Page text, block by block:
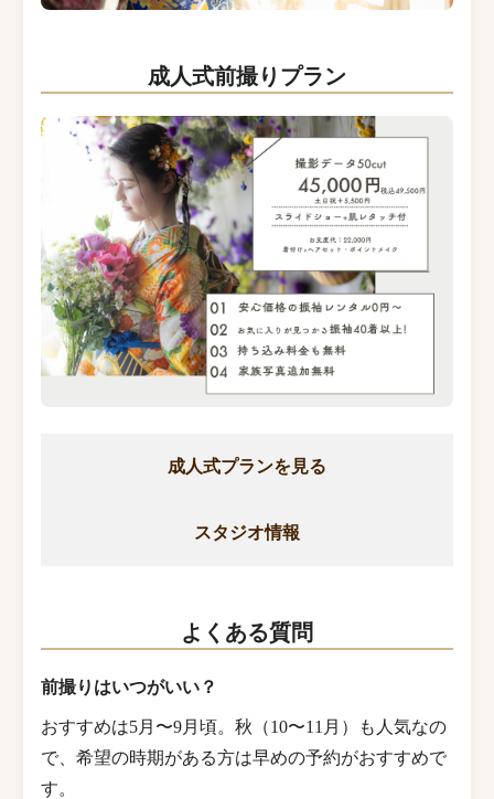
成人式前撮りプラン
成人式プランを見る
スタジオ情報
よくある質問
前撮りはいつがいい？
おすすめは5月〜9月頃。秋（10〜11月）も人気なの
で、希望の時期がある方は早めの予約がおすすめで
す。